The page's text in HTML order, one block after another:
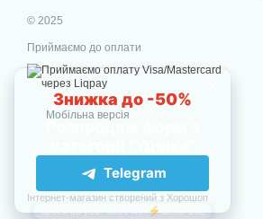
© 2025
Приймаємо до оплати
Мобільна версія
Інтернет-магазин створений з Хорошоп